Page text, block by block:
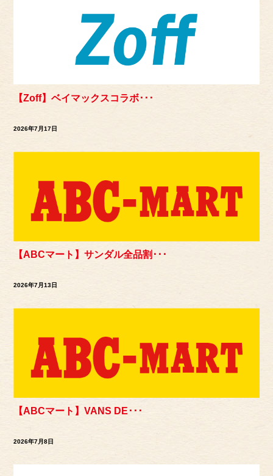
【Zoff】ベイマックスコラボ･･･
2026年7月17日
【ABCマート】サンダル全品割･･･
2026年7月13日
【ABCマート】VANS DE･･･
2026年7月8日